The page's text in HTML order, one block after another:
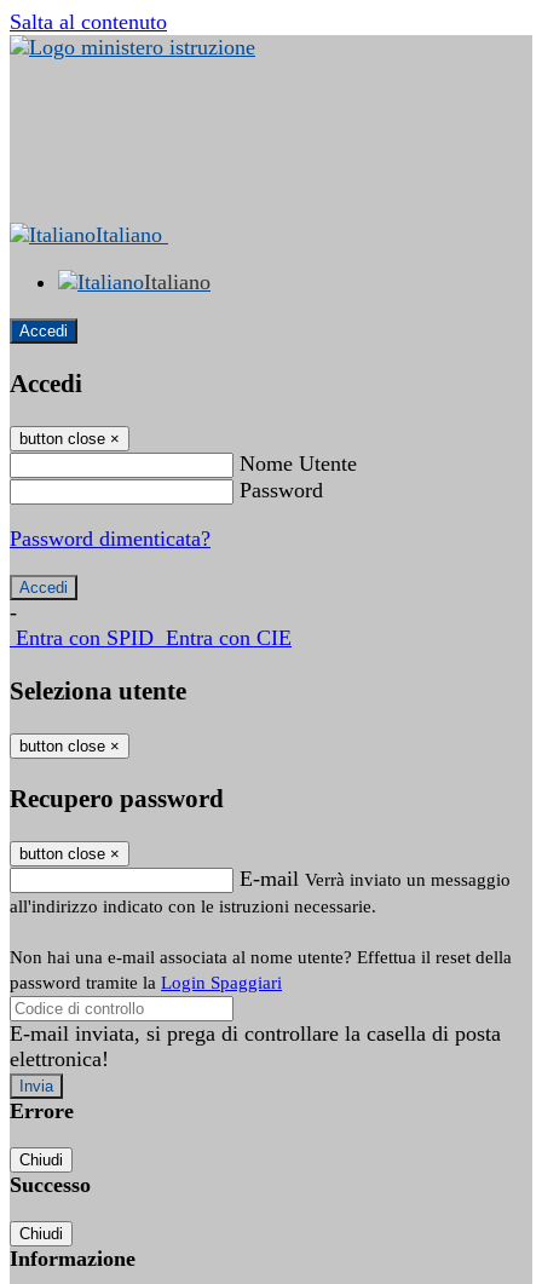
Salta al contenuto
Italiano
Italiano
Accedi
Accedi
button close ×
Nome Utente
Password
Password dimenticata?
-
Entra con SPID Entra con CIE
Seleziona utente
button close ×
Recupero password
button close ×
E-mail Verrà inviato un messaggio
all'indirizzo indicato con le istruzioni necessarie.
Non hai una e-mail associata al nome utente? Effettua il reset della
password tramite la Login Spaggiari
E-mail inviata, si prega di controllare la casella di posta
elettronica!
Errore
Chiudi
Successo
Chiudi
Informazione